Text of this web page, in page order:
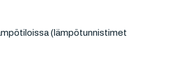
(lämpötunnistimet